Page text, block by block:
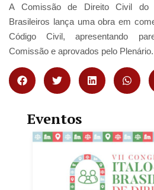
A Comissão de Direito Civil do
Brasileiros lança uma obra em
Código Civil, apresentando
Comissão e aprovados pelo Plenário.
Eventos